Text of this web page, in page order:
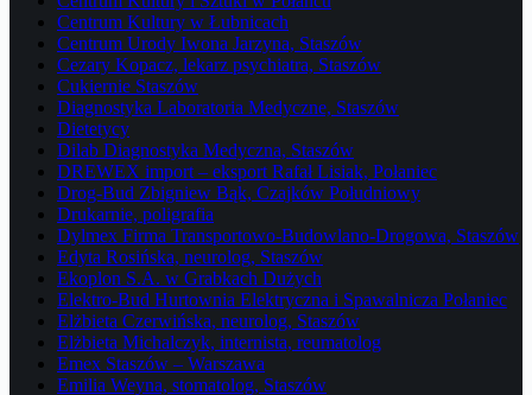
Centrum Kultury w Łubnicach
Centrum Urody Iwona Jarzyna, Staszów
Cezary Kopacz, lekarz psychiatra, Staszów
Cukiernie Staszów
Diagnostyka Laboratoria Medyczne, Staszów
Dietetycy
Dilab Diagnostyka Medyczna, Staszów
DREWEX import – eksport Rafał Lisiak, Połaniec
Drog-Bud Zbigniew Bąk, Czajków Południowy
Drukarnie, poligrafia
Dylmex Firma Transportowo-Budowlano-Drogowa, Staszów
Edyta Rosińska, neurolog, Staszów
Ekoplon S.A. w Grabkach Dużych
Elektro-Bud Hurtownia Elektryczna i Spawalnicza Połaniec
Elżbieta Czerwińska, neurolog, Staszów
Elżbieta Michalczyk, internista, reumatolog
Emex Staszów – Warszawa
Emilia Weyna, stomatolog, Staszów